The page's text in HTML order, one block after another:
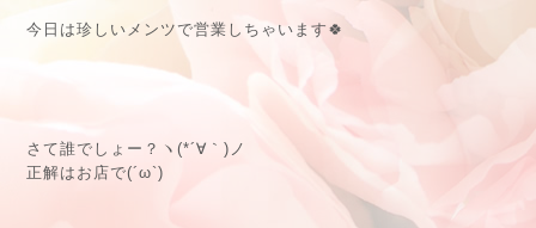
今日は珍しいメンツで営業しちゃいます🍀
さて誰でしょー？ヽ(*´∀｀)ノ
正解はお店で(´ω`)